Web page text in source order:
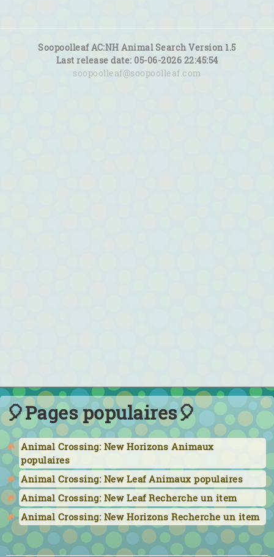
Soopoolleaf AC:NH Animal Search Version 1.5
Last release date: 05-06-2026 22:45:54
soopoolleaf@soopoolleaf.com
🎈Pages populaires🎈
Animal Crossing: New Horizons Animaux
populaires
Animal Crossing: New Leaf Animaux populaires
Animal Crossing: New Leaf Recherche un item
Animal Crossing: New Horizons Recherche un item